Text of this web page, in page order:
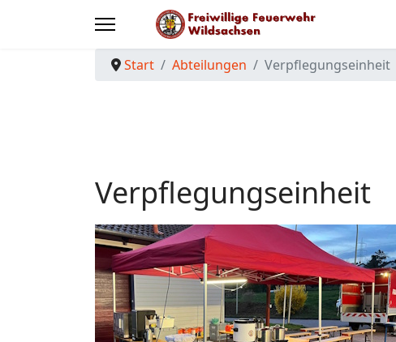
Start Abteilungen Verpflegungseinheit
Verpflegungseinheit